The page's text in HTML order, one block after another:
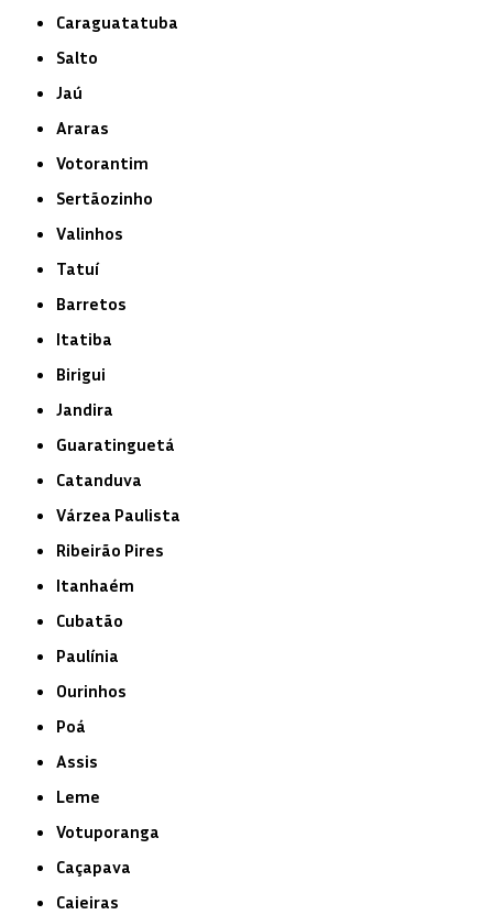
Caraguatatuba
Salto
Jaú
Araras
Votorantim
Sertãozinho
Valinhos
Tatuí
Barretos
Itatiba
Birigui
Jandira
Guaratinguetá
Catanduva
Várzea Paulista
Ribeirão Pires
Itanhaém
Cubatão
Paulínia
Ourinhos
Poá
Assis
Leme
Votuporanga
Caçapava
Caieiras